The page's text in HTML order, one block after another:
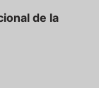
de la